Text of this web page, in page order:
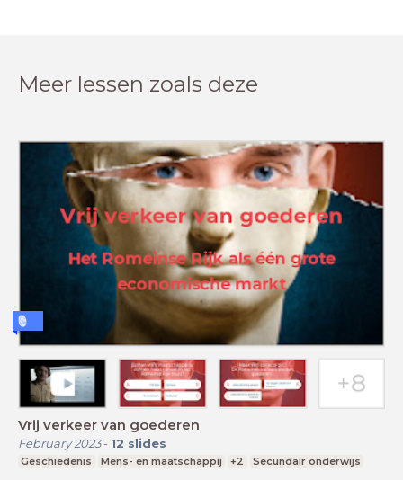
Meer lessen zoals deze
Vrij verkeer van goederen
February 2023- 12 slides
Geschiedenis Mens- en maatschappij +2 Secundair onderwijs